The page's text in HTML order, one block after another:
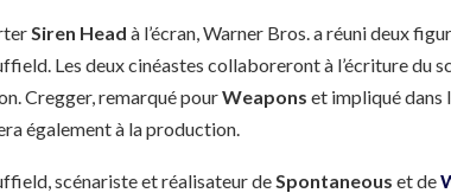
Siren Head à l’écran, Warner Bros. a réuni deux
Les deux cinéastes collaboreront à l’écriture du
Cregger, remarqué pourWeapons et impliqué dans
également à la production.
scénariste et réalisateur deSpontaneous et de